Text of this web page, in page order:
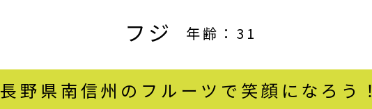
フジ 年齢：31
長野県南信州のフルーツで笑顔になろう！